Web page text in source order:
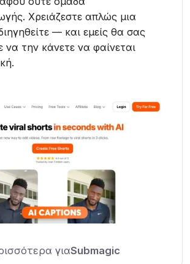
Χρειάζεστε απλώς μια
— και εμείς θα σας
να την κάνετε να φαίνεται
γιαSubmagic